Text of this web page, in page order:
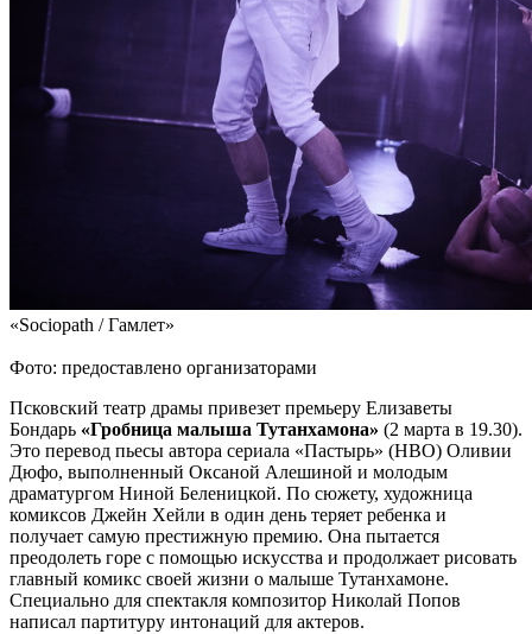
«Sociopath / Гамлет»
Фото: предоставлено организаторами
Псковский театр драмы привезет премьеру Елизаветы
Бондарь «Гробница малыша Тутанхамона» (2 марта в 19.30).
Это перевод пьесы автора сериала «Пастырь» (НВО) Оливии
Дюфо, выполненный Оксаной Алешиной и молодым
драматургом Ниной Беленицкой. По сюжету, художница
комиксов Джейн Хейли в один день теряет ребенка и
получает самую престижную премию. Она пытается
преодолеть горе с помощью искусства и продолжает рисовать
главный комикс своей жизни о малыше Тутанхамоне.
Специально для спектакля композитор Николай Попов
написал партитуру интонаций для актеров.